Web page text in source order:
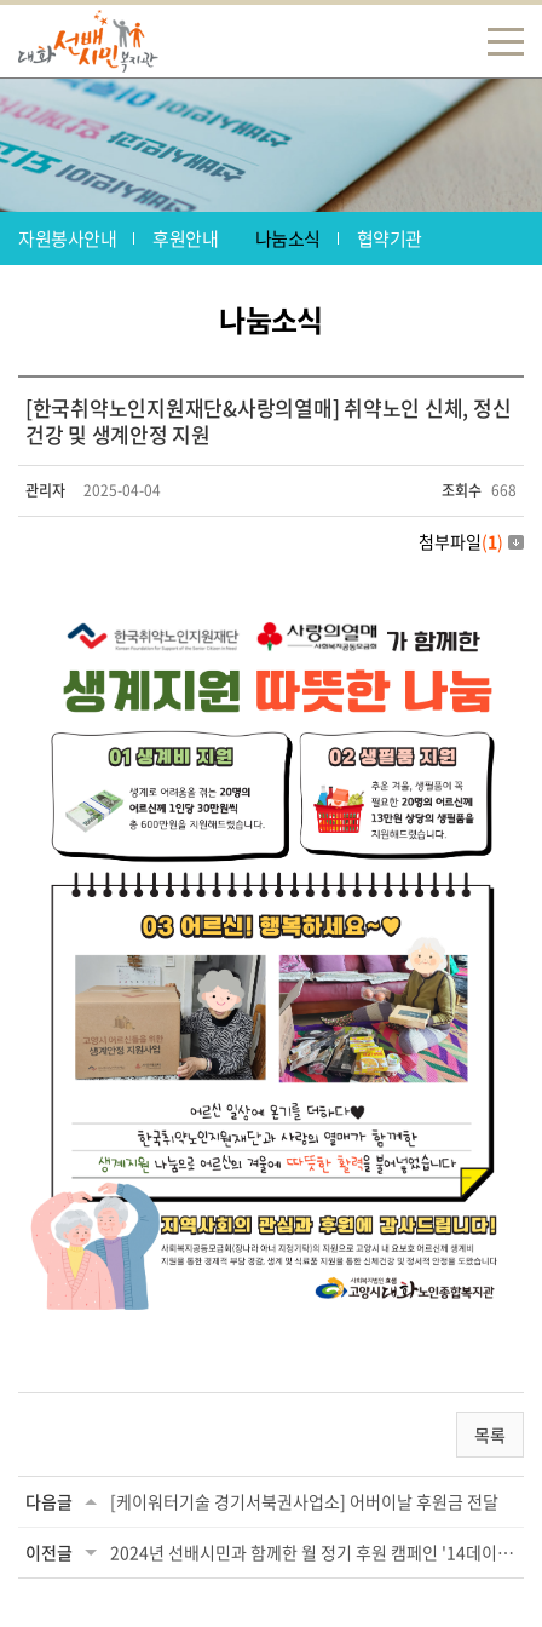
자원봉사안내 후원안내 나눔소식 협약기관
나눔소식
[한국취약노인지원재단&사랑의열매] 취약노인 신체, 정신
건강 및 생계안정 지원
관리자 2025-04-04 조회수 668
첨부파일(1)
목록
다음글 [케이워터기술 경기서북권사업소] 어버이날 후원금 전달
이전글 2024년 선배시민과 함께한 월 정기 후원 캠페인 '14데이' 결과를 공유드립니다♥